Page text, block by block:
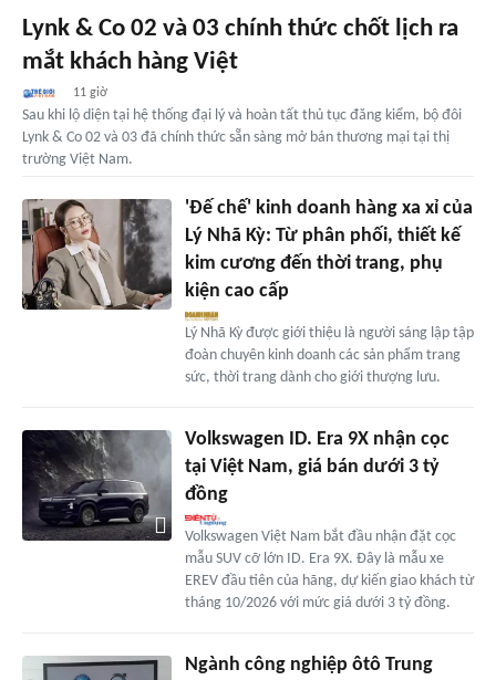
Lynk & Co 02 và 03 chính thức chốt lịch ra
mắt khách hàng Việt
11 giờ
Sau khi lộ diện tại hệ thống đại lý và hoàn tất thủ tục đăng kiểm, bộ đôi
Lynk & Co 02 và 03 đã chính thức sẵn sàng mở bán thương mại tại thị
trường Việt Nam.
'Đế chế' kinh doanh hàng xa xỉ của
Lý Nhã Kỳ: Từ phân phối, thiết kế
kim cương đến thời trang, phụ
kiện cao cấp
Lý Nhã Kỳ được giới thiệu là người sáng lập tập
đoàn chuyên kinh doanh các sản phẩm trang
sức, thời trang dành cho giới thượng lưu.
Volkswagen ID. Era 9X nhận cọc
tại Việt Nam, giá bán dưới 3 tỷ
đồng
Volkswagen Việt Nam bắt đầu nhận đặt cọc
mẫu SUV cỡ lớn ID. Era 9X. Đây là mẫu xe
EREV đầu tiên của hãng, dự kiến giao khách từ
tháng 10/2026 với mức giá dưới 3 tỷ đồng.
Ngành công nghiệp ôtô Trung